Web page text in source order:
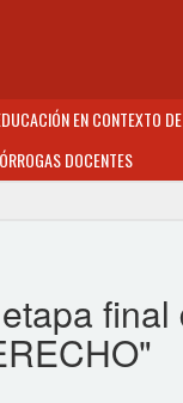
EN CONTEXTO
DOCENTES